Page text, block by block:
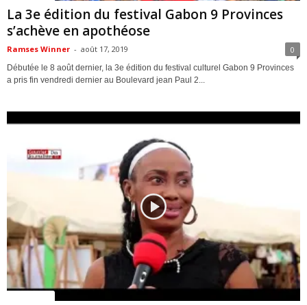
La 3e édition du festival Gabon 9 Provinces
s’achève en apothéose
Ramses Winner - août 17, 2019 0
Débutée le 8 août dernier, la 3e édition du festival culturel Gabon 9 Provinces
a pris fin vendredi dernier au Boulevard jean Paul 2...